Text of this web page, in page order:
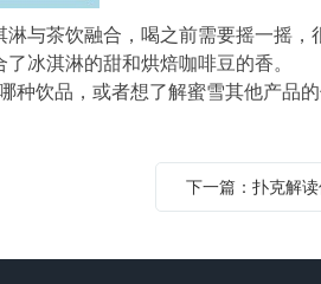
与茶饮融合，喝之前需要摇一摇，
冰淇淋的甜和烘焙咖啡豆的香。
饮品，或者想了解蜜雪其他产品